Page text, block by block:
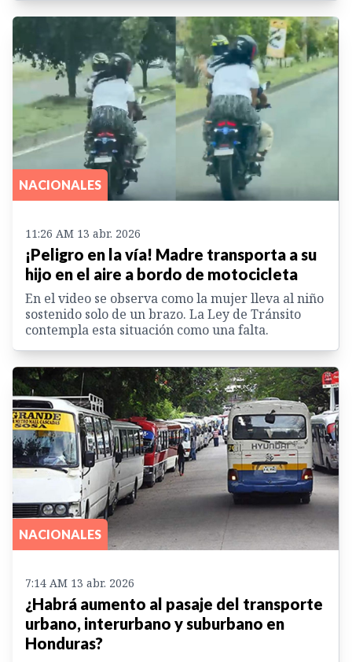
NACIONALES
11:26 AM 13 abr. 2026
¡Peligro en la vía! Madre transporta a su
hijo en el aire a bordo de motocicleta
En el video se observa como la mujer lleva al niño
sostenido solo de un brazo. La Ley de Tránsito
contempla esta situación como una falta.
NACIONALES
7:14 AM 13 abr. 2026
¿Habrá aumento al pasaje del transporte
urbano, interurbano y suburbano en
Honduras?